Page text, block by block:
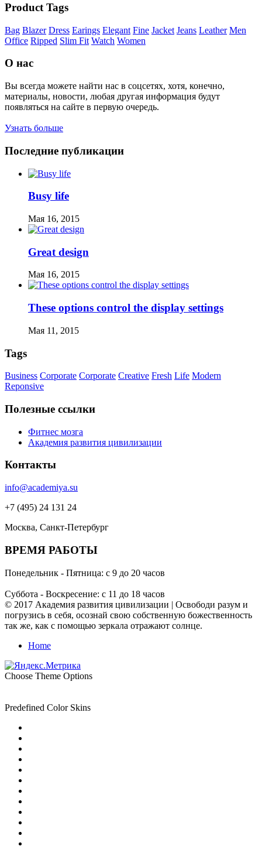
Product Tags
Bag Blazer Dress Earings Elegant Fine Jacket Jeans Leather Men
Office Ripped Slim Fit Watch Women
О нас
Вы всегда можете найти нас в соцсетях, хотя, конечно,
материалы, новости, любая другая информация будут
появляться на сайте в первую очередь.
Узнать больше
Последние публикации
Busy life
Мая 16, 2015
Great design
Мая 16, 2015
These options control the display settings
Мая 11, 2015
Tags
Business Corporate Corporate Creative Fresh Life Modern
Reponsive
Полезные ссылки
Фитнес мозга
Академия развития цивилизации
Контакты
info@academiya.su
+7 (495) 24 131 24
Москва, Санкт-Петербург
ВРЕМЯ РАБОТЫ
Понедельник - Пятница: с 9 до 20 часов
Суббота - Воскресение: с 11 до 18 часов
© 2017 Академия развития цивилизации | Освободи разум и
погрузись в себя, осознай свою собственную божественность
так же, как с помощью зеркала отражают солнце.
Home
Choose Theme Options
Predefined Color Skins